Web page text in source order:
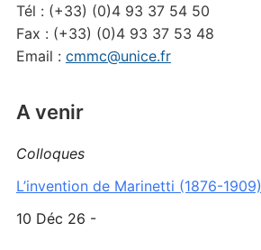
Tél : (+33) (0)4 93 37 54 50
Fax : (+33) (0)4 93 37 53 48
Email : cmmc@unice.fr
A venir
Colloques
L’invention de Marinetti (1876-1909)
10 Déc 26 -